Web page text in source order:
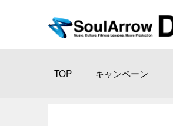
TOP キャンペーン